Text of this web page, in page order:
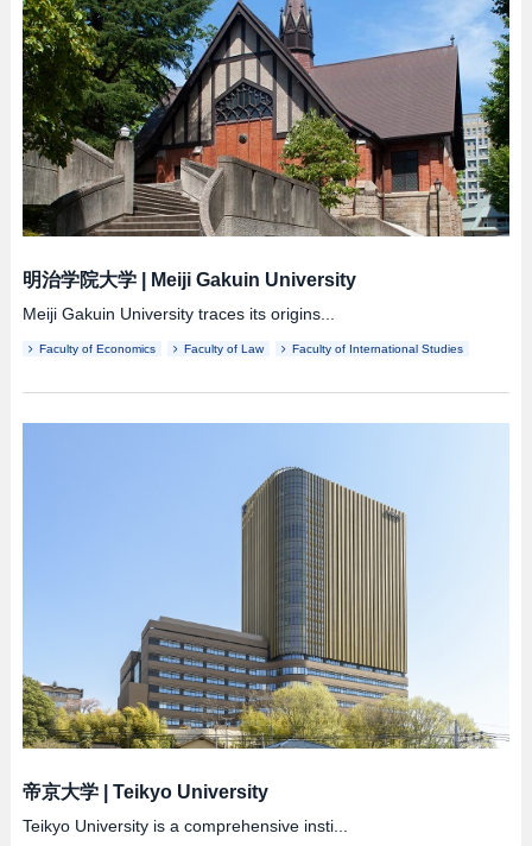
明治学院大学| Meiji Gakuin University
Meiji Gakuin University traces its origins...
Faculty of Economics Faculty of Law Faculty of International Studies
帝京大学| Teikyo University
Teikyo University is a comprehensive insti...